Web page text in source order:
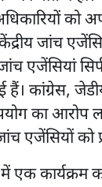
को
जांच
एजेंसियां
हैं। कांग्रेस,
का आरोप
एजेंसियों को
एक कार्यक्रम